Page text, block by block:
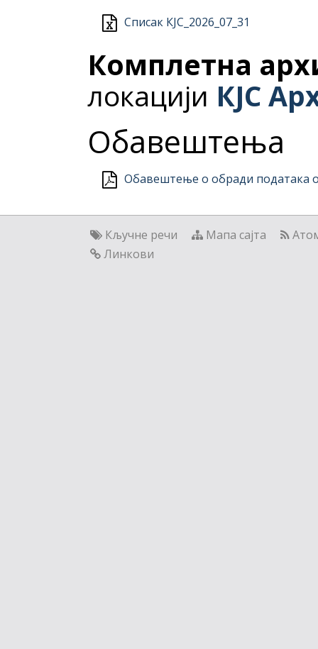
Списак КЈС_2026_07_31
Комплетна
локацији КЈС
Обавештења
Обавештење о обради података
Кључне речи Мапа сајта
Линкови